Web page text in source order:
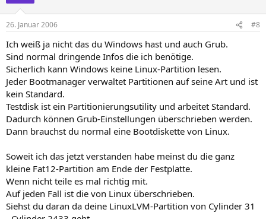
26. Januar 2006 #8
Ich weiß ja nicht das du Windows hast und auch Grub.
Sind normal dringende Infos die ich benötige.
Sicherlich kann Windows keine Linux-Partition lesen.
Jeder Bootmanager verwaltet Partitionen auf seine Art und ist
kein Standard.
Testdisk ist ein Partitionierungsutility und arbeitet Standard.
Dadurch können Grub-Einstellungen überschrieben werden.
Dann brauchst du normal eine Bootdiskette von Linux.
Soweit ich das jetzt verstanden habe meinst du die ganz
kleine Fat12-Partition am Ende der Festplatte.
Wenn nicht teile es mal richtig mit.
Auf jeden Fall ist die von Linux überschrieben.
Siehst du daran da deine LinuxLVM-Partition von Cylinder 31